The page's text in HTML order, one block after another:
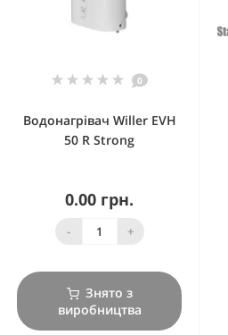
0
Водонагрівач Willer EVH
50 R Strong
0.00 грн.
- +
Знято з
виробництва